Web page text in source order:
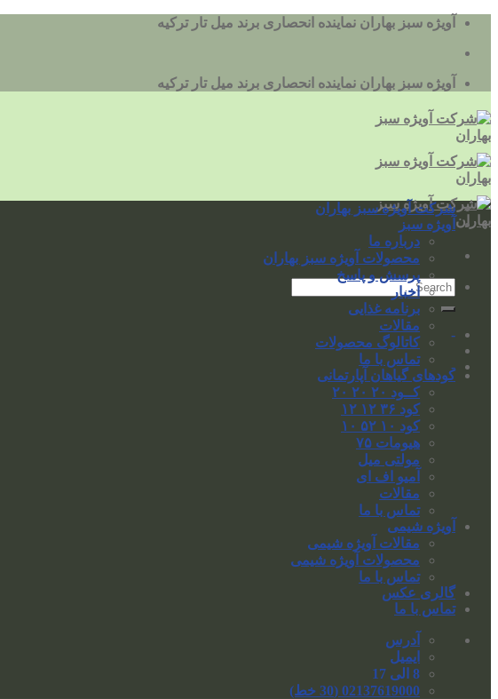
بروید
آویژه سبز بهاران نماینده انحصاری برند میل تار ترکیه
آویژه سبز بهاران نماینده انحصاری برند میل تار ترکیه
-
-
شرکت آویژه سبز بهاران
آویژه سبز
درباره ما
محصولات آویژه سبز بهاران
پرسش و پاسخ
اخبار
برنامه غذایی
مقالات
کاتالوگ محصولات
تماس با ما
کودهای گیاهان آپارتمانی
کــود ۲۰ ۲۰ ۲۰
کود ۳۶ ۱۲ ۱۲
کود ۱۰ ۵۲ ۱۰
هیومات ۷۵
مولتی میل
آمیو اف ای
مقالات
تماس با ما
آویژه شیمی
مقالات آویژه شیمی
محصولات آویژه شیمی
تماس با ما
گالری عکس
تماس با ما
آدرس
ایمیل
8 الی 17
02137619000 (30 خط)